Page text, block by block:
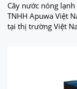
Cây nước nóng
TNHH Apuwa Việt
tại thị trường Việt